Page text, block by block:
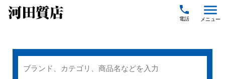
local_phone menu